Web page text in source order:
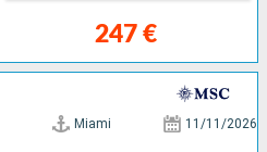
247 €
Miami 11/11/2026